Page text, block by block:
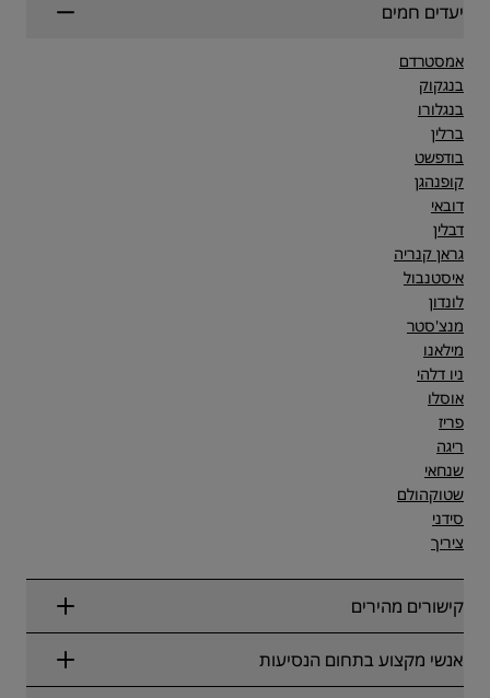
יעדים חמים
אמסטרדם
בנגקוק
בנגלורו
ברלין
בודפשט
קופנהגן
דובאי
דבלין
גראן קנריה
איסטנבול
לונדון
מנצ'סטר
מילאנו
ניו דלהי
אוסלו
פריז
ריגה
שנחאי
שטוקהולם
סידני
ציריך
קישורים מהירים
Radisson Rewards
אנשי מקצוע בתחום הנסיעות